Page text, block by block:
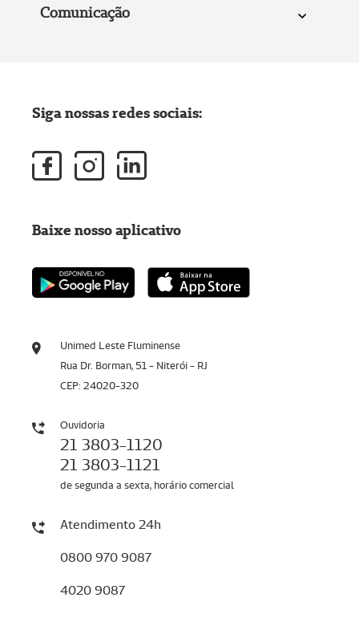
Comunicação
Unimed Leste Fluminense
Rua Dr. Borman, 51 - Niterói - RJ
CEP: 24020-320
Ouvidoria
21 3803-1120
21 3803-1121
de segunda a sexta, horário comercial
Atendimento 24h
0800 970 9087
4020 9087
Siga nossas redes sociais:
Baixe nosso aplicativo